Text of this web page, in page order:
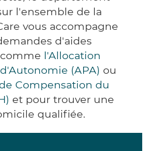
l'ensemble de la
vous accompagne
d'aides
l'Allocation
(APA) ou
Compensation du
et pour trouver une
qualifiée.